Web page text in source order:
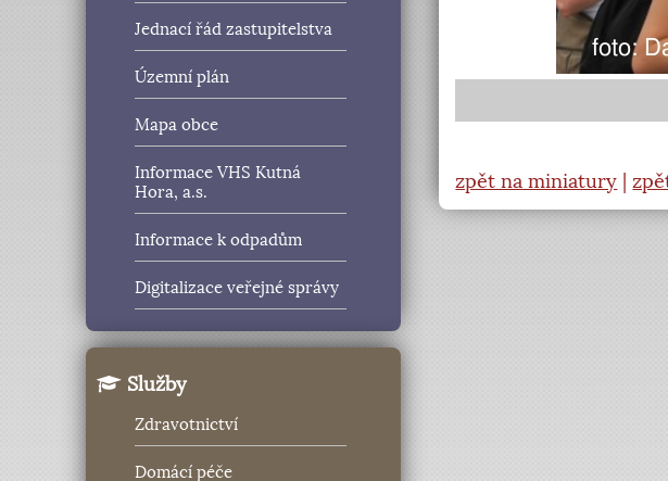
Jednací řád zastupitelstva
Územní plán
Mapa obce
Informace VHS Kutná
Hora, a.s.
Informace k odpadům
Digitalizace veřejné správy
Služby
Zdravotnictví
Domácí péče
zpět na miniatury |